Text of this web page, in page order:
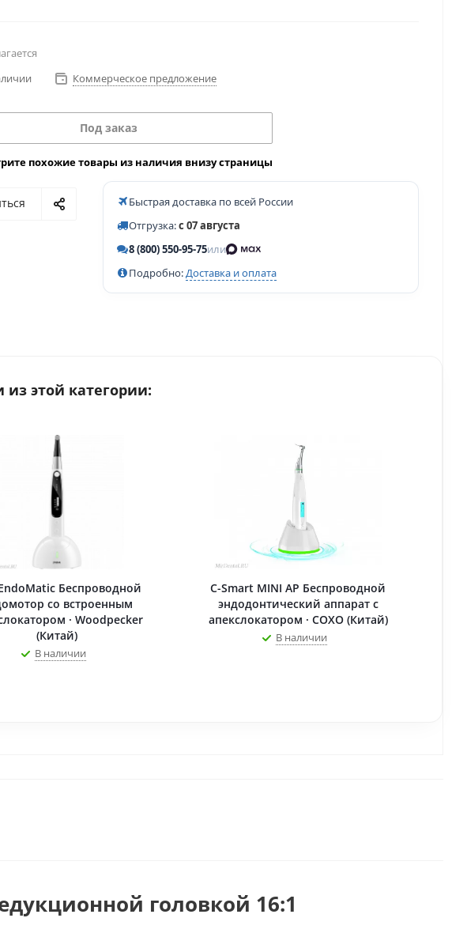
Коммерческое предложение
Под заказ
похожие товары из наличия внизу страницы
Быстрая доставка по всей России
Отгрузка:с 07 августа
8 (800) 550-95-75или
Подробно:Доставка и оплата
этой категории:
Беспроводной
со встроенным
· Woodpecker
(Китай)
В наличии
C-Smart MINI AP Беспроводной
эндодонтический аппарат с
апекслокатором · COXO (Китай)
В наличии
головкой 16:1